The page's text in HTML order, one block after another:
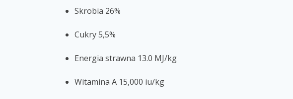
Skrobia 26%
Cukry 5,5%
Energia strawna 13.0 MJ/kg
Witamina A 15,000 iu/kg